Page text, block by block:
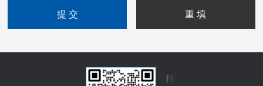
扫